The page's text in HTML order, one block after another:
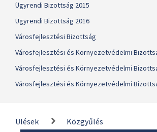
Ügyrendi Bizottság 2015
Ügyrendi Bizottság 2016
Városfejlesztési Bizottság
Városfejlesztési és Környezetvédelmi
Városfejlesztési és Környezetvédelmi
Városfejlesztési és Környezetvédelmi
Ülések
Közgyűlés